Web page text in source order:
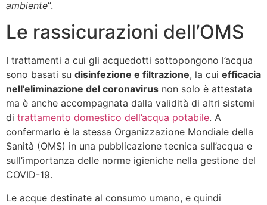
ambiente“.
Le rassicurazioni dell’OMS
I trattamenti a cui gli acquedotti sottopongono l’acqua
sono basati su disinfezione e filtrazione, la cui efficacia
nell’eliminazione del coronavirus non solo è attestata
ma è anche accompagnata dalla validità di altri sistemi
di trattamento domestico dell’acqua potabile. A
confermarlo è la stessa Organizzazione Mondiale della
Sanità (OMS) in una pubblicazione tecnica sull’acqua e
sull’importanza delle norme igieniche nella gestione del
COVID-19.
Le acque destinate al consumo umano, e quindi